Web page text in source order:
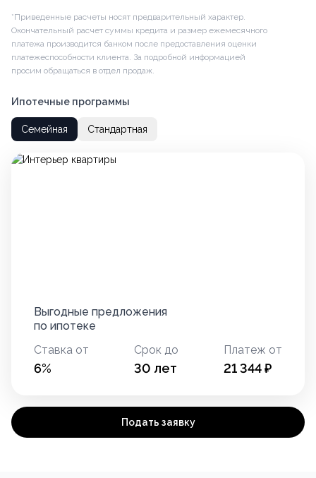
*Приведенные расчеты носят предварительный характер.
Окончательный расчет суммы кредита и размер ежемесячного
платежа производится банком после предоставления оценки
платежеспособности клиента. За подробной информацией
просим обращаться в отдел продаж.
Ипотечные программы
Семейная Стандартная
Выгодные предложения
по ипотеке
Ставка от
6%
Срок до
30 лет
Платеж от
21 344₽
Подать заявку